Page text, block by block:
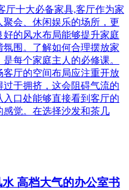
厅十大必备家具,客厅作为家
会、休闲娱乐的场所，更
的风水布局能够提升家庭
围。了解如何合理摆放家
每个家庭主人的必修课。
厅的空间布局应注重开放
于拥挤，这会阻碍气流的
口处能够直接看到客厅的
觉。在选择沙发和茶几
高档大气的办公室书